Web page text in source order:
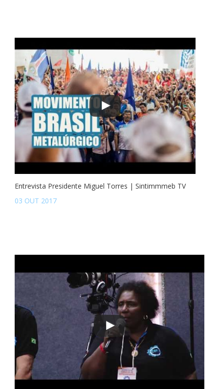
Entrevista Presidente Miguel Torres | Sintimmmeb TV
03 OUT 2017